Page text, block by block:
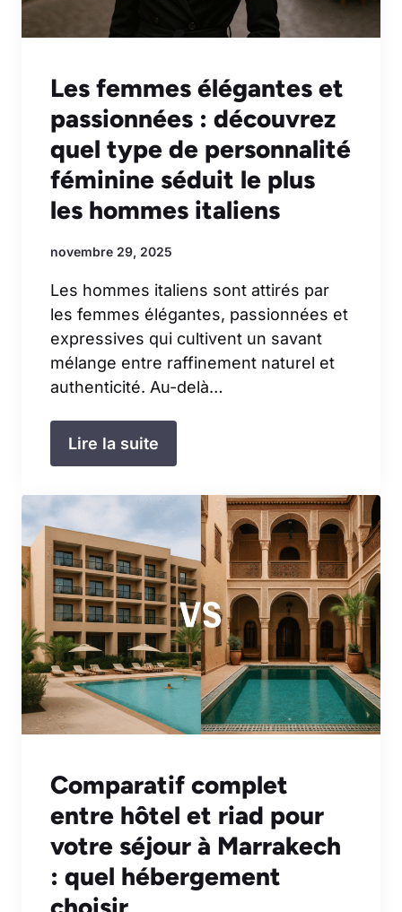
Les femmes élégantes et
passionnées : découvrez
quel type de personnalité
féminine séduit le plus
les hommes italiens
novembre 29, 2025
Les hommes italiens sont attirés par
les femmes élégantes, passionnées et
expressives qui cultivent un savant
mélange entre raffinement naturel et
authenticité. Au-delà…
Lire la suite
Comparatif complet
entre hôtel et riad pour
votre séjour à Marrakech
: quel hébergement